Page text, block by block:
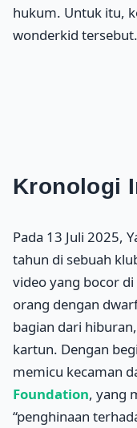
hukum. Untuk itu,
wonderkid tersebut.
Kronologi
Pada 13 Juli 2025,
tahun di sebuah
video yang bocor
orang dengan
bagian dari
kartun. Dengan
memicu kecaman
Foundation, yang
“penghinaan